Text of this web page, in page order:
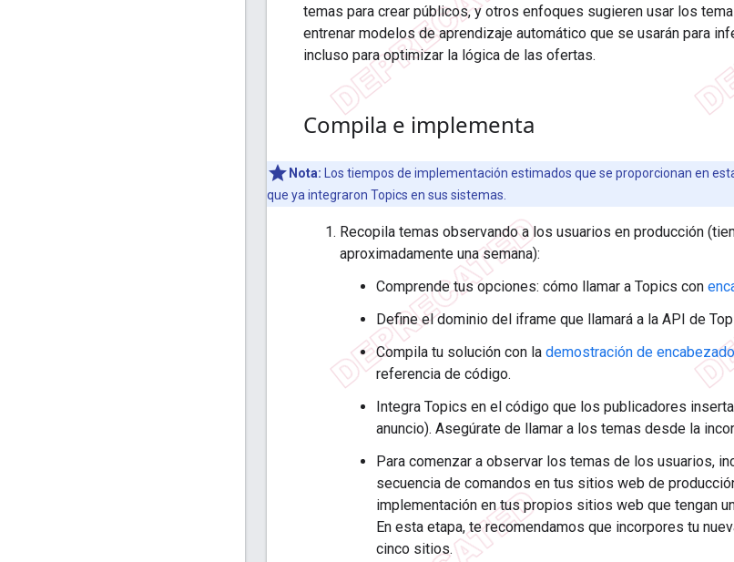
temas para crear públicos, y otros enfoques sugieren usar los
entrenar modelos de aprendizaje automático que se usarán para
incluso para optimizar la lógica de las ofertas.
Compila e implementa
Nota: Los tiempos de implementación estimados que se proporcionan en
que ya integraron Topics en sus sistemas.
Recopila temas observando a los usuarios en producción
aproximadamente una semana):
Comprende tus opciones: cómo llamar a Topics con
Define el dominio del iframe que llamará a la API de
Compila tu solución con la demostración de encabezado
referencia de código.
Integra Topics en el código que los publicadores
anuncio). Asegúrate de llamar a los temas desde la
Para comenzar a observar los temas de los usuarios,
secuencia de comandos en tus sitios web de
implementación en tus propios sitios web que tengan
En esta etapa, te recomendamos que incorpores tu
cinco sitios.